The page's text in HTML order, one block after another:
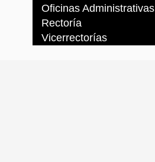
Oficinas Administrativas
Rectoría
Vicerrectorías